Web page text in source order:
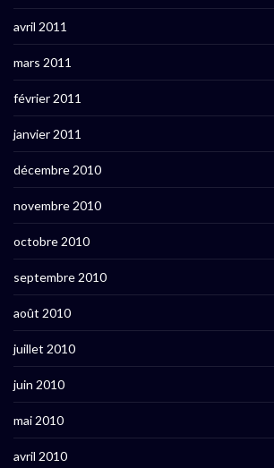
avril 2011
mars 2011
février 2011
janvier 2011
décembre 2010
novembre 2010
octobre 2010
septembre 2010
août 2010
juillet 2010
juin 2010
mai 2010
avril 2010